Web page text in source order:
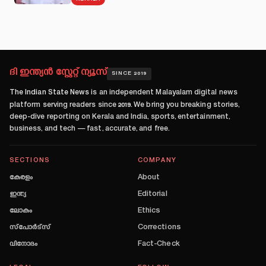
ദി ഇന്ത്യൻ സ്റ്റേറ്റ് ന്യൂസ് SINCE 2019
The Indian State News is an independent Malayalam digital news
platform serving readers since 2019. We bring you breaking stories,
deep-dive reporting on Kerala and India, sports, entertainment,
business, and tech — fast, accurate, and free.
SECTIONS
കേരളം
ഇന്ത്യ
ലോകം
സ്പോർട്സ്
വിനോദം
COMPANY
About
Editorial
Ethics
Corrections
Fact-Check